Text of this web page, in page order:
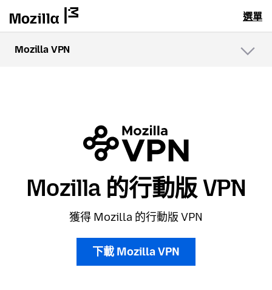
選單
Mozilla VPN
Mozilla 的行動版 VPN
獲得 Mozilla 的行動版 VPN
下載 Mozilla VPN